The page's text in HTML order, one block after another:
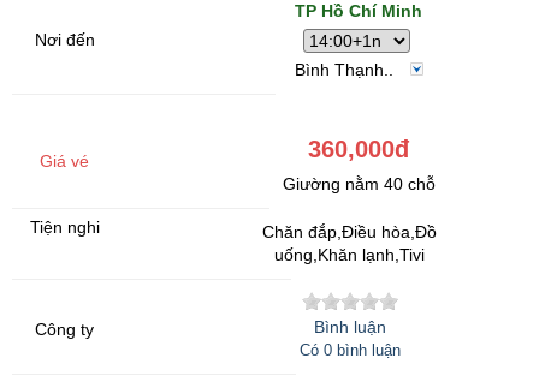
TP Hồ Chí Minh
Bình Thạnh..
360,000đ
Giường nằm 40 chỗ
Chăn đắp,Điều hòa,Đồ
uống,Khăn lạnh,Tivi
Bình luận
Có 0 bình luận